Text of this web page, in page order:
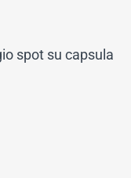
spot su capsula